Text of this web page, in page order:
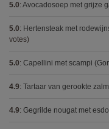
5.0: Avocadosoep met grijze
5.0: Hertensteak met
votes)
5.0: Capellini met scampi
4.9: Tartaar van gerookte zalm
4.9: Gegrilde nougat met